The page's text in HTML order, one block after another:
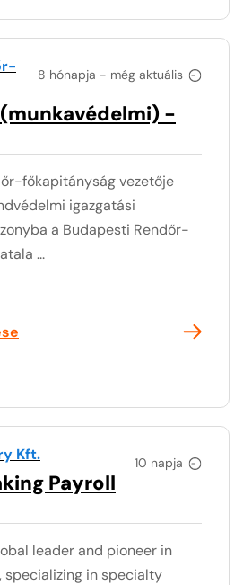
8 hónapja - még aktuális
-
főkapitányság vezetője
igazgatási
a Budapesti Rendőr-
...
10 napja
Kft.
Payroll
leader and pioneer in
specializing in specialty